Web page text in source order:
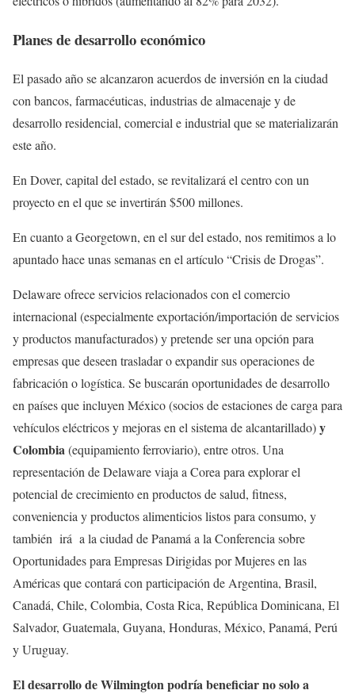
Planes de desarrollo económico
El pasado año se alcanzaron acuerdos de inversión en la ciudad
con bancos, farmacéuticas, industrias de almacenaje y de
desarrollo residencial, comercial e industrial que se materializarán
este año.
En Dover, capital del estado, se revitalizará el centro con un
proyecto en el que se invertirán $500 millones.
En cuanto a Georgetown, en el sur del estado, nos remitimos a lo
apuntado hace unas semanas en el artículo “Crisis de Drogas”.
Delaware ofrece servicios relacionados con el comercio
internacional (especialmente exportación/importación de servicios
y productos manufacturados) y pretende ser una opción para
empresas que deseen trasladar o expandir sus operaciones de
fabricación o logística. Se buscarán oportunidades de desarrollo
en países que incluyen México (socios de estaciones de carga para
vehículos eléctricos y mejoras en el sistema de alcantarillado)y
Colombia(equipamiento ferroviario), entre otros. Una
representación de Delaware viaja a Corea para explorar el
potencial de crecimiento en productos de salud, fitness,
conveniencia y productos alimenticios listos para consumo, y
también irá a la ciudad de Panamá a la Conferencia sobre
Oportunidades para Empresas Dirigidas por Mujeres en las
Américas que contará con participación de Argentina, Brasil,
Canadá, Chile, Colombia, Costa Rica, República Dominicana, El
Salvador, Guatemala, Guyana, Honduras, México, Panamá, Perú
y Uruguay.
El desarrollo de Wilmington podría beneficiar no solo a